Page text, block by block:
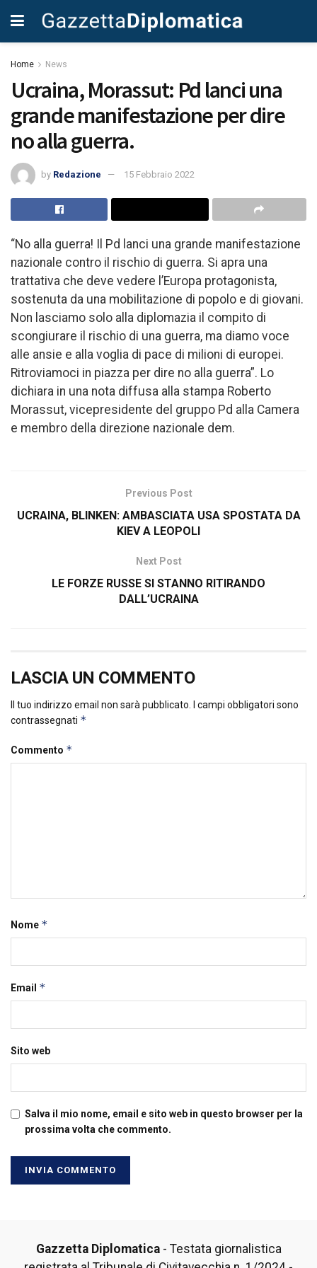
Home News
Ucraina, Morassut: Pd lanci una
grande manifestazione per dire
no alla guerra.
by Redazione 15 Febbraio 2022
“No alla guerra! Il Pd lanci una grande manifestazione
nazionale contro il rischio di guerra. Si apra una
trattativa che deve vedere l’Europa protagonista,
sostenuta da una mobilitazione di popolo e di giovani.
Non lasciamo solo alla diplomazia il compito di
scongiurare il rischio di una guerra, ma diamo voce
alle ansie e alla voglia di pace di milioni di europei.
Ritroviamoci in piazza per dire no alla guerra”. Lo
dichiara in una nota diffusa alla stampa Roberto
Morassut, vicepresidente del gruppo Pd alla Camera
e membro della direzione nazionale dem.
Previous Post
UCRAINA, BLINKEN: AMBASCIATA USA SPOSTATA DA
KIEV A LEOPOLI
Next Post
LE FORZE RUSSE SI STANNO RITIRANDO
DALL’UCRAINA
LASCIA UN COMMENTO
Il tuo indirizzo email non sarà pubblicato.
I campi obbligatori sono
contrassegnati *
Commento *
Nome *
Email *
Sito web
Salva il mio nome, email e sito web in questo browser per la
prossima volta che commento.
Gazzetta Diplomatica- Testata giornalistica